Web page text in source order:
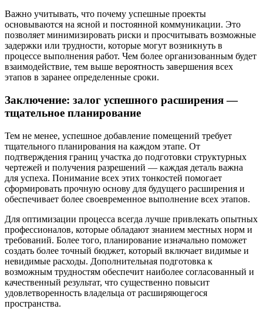
Важно учитывать, что почему успешные проекты
основываются на ясной и постоянной коммуникации. Это
позволяет минимизировать риски и просчитывать возможные
задержки или трудности, которые могут возникнуть в
процессе выполнения работ. Чем более организованным будет
взаимодействие, тем выше вероятность завершения всех
этапов в заранее определенные сроки.
Заключение: залог успешного расширения —
тщательное планирование
Тем не менее, успешное добавление помещений требует
тщательного планирования на каждом этапе. От
подтверждения границ участка до подготовки структурных
чертежей и получения разрешений — каждая деталь важна
для успеха. Понимание всех этих тонкостей помогает
сформировать прочную основу для будущего расширения и
обеспечивает более своевременное выполнение всех этапов.
Для оптимизации процесса всегда лучше привлекать опытных
профессионалов, которые обладают знанием местных норм и
требований. Более того, планирование изначально поможет
создать более точный бюджет, который включает видимые и
невидимые расходы. Дополнительная подготовка к
возможным трудностям обеспечит наиболее согласованный и
качественный результат, что существенно повысит
удовлетворенность владельца от расширяющегося
пространства.